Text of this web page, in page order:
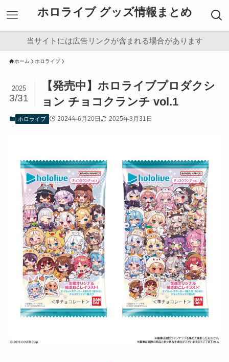
ホロライブ グッズ情報まとめ
当サイトには広告リンクが含まれる場合があります
ホーム ホロライブ
【発売中】ホロライブプロダクシ
ョン チョコクランチ vol.1
2025
3/31
ホロライブ 2024年6月20日 2025年3月31日